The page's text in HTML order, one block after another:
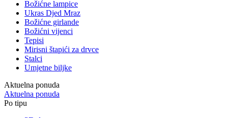
Božićne lampice
Ukras Djed Mraz
Božićne girlande
Božićni vijenci
Tepisi
Mirisni štapići za drvce
Stalci
Umjetne biljke
Aktuelna ponuda
Aktuelna ponuda
Po tipu